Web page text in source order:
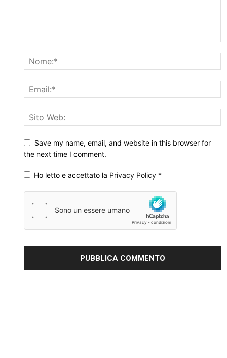
Save my name, email, and website in this browser for
the next time I comment.
Ho letto e accettato la Privacy Policy *